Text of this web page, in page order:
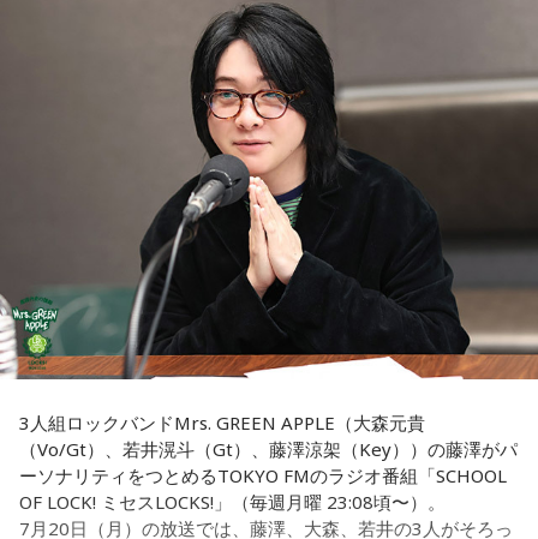
我慢できるのは、あなたが優しくて、まわりを思いやれる証
拠です。あとは少しだけ、自分の本音も大切にしてあげまし
■監修者プロフィール：草彅健太（くさなぎ・けんた）
東京池袋占い館セレーネ所属。メンタルケアカウンセラー。
鑑定件数は若い女性を中心に7,000件を超え、占いイベントや
アプリの監修も手がける。また、イベントMCや声優としての
活動もしており、芸能関係者からの依頼も多い。
Webサイト：https://selene-uranai.com/
YouTube：
https://youtu.be/UHrZuZcHTj4
「8」が並ぶことから縁起の良い日というイメージを持つ人も
いますが、暦の上では寅の日にあたるのが最大の特徴です。
で、一般的には午前中が吉、午後は控えめ
に過ごすのが良いという考え方があります。
寅の日とは、12日に一度巡ってくる吉日
虎は古くから「千里行って千里帰る」という言い伝えがあ
り、「出ていったものが無事に戻ってくる」と考えられてき
ました。そのため、お金や旅に関する縁起の良い日として親
しまれています。
このことから、寅の日は次のようなタイミングに選ぶ人もい
ます。
・財布を新調する
・財布を使い始める
3人組ロックバンドMrs. GREEN APPLE（大森元貴
（Vo/Gt）、若井滉斗（Gt）、藤澤涼架（Key））の藤澤がパ
ーソナリティをつとめるTOKYO FMのラジオ番組「SCHOOL
OF LOCK! ミセスLOCKS!」（毎週月曜 23:08頃〜）。
7月20日（月）の放送では、藤澤、大森、若井の3人がそろっ